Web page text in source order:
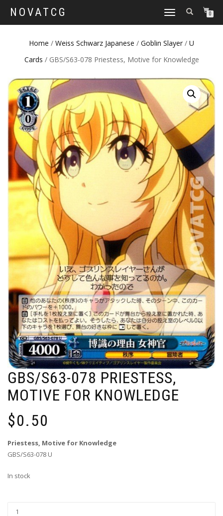
NOVATCG
TOGGLE
0
Home / Weiss Schwarz Japanese / Goblin Slayer / U
Cards / GBS/S63-078 Priestess, Motive for Knowledge
GBS/S63-078 PRIESTESS,
MOTIVE FOR KNOWLEDGE
$0.50
Priestess, Motive for Knowledge
GBS/S63-078 U
In stock